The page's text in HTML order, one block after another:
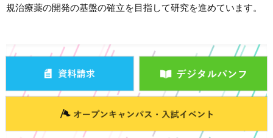
規治療薬の開発の基盤の確立を目指して研究を進めています。